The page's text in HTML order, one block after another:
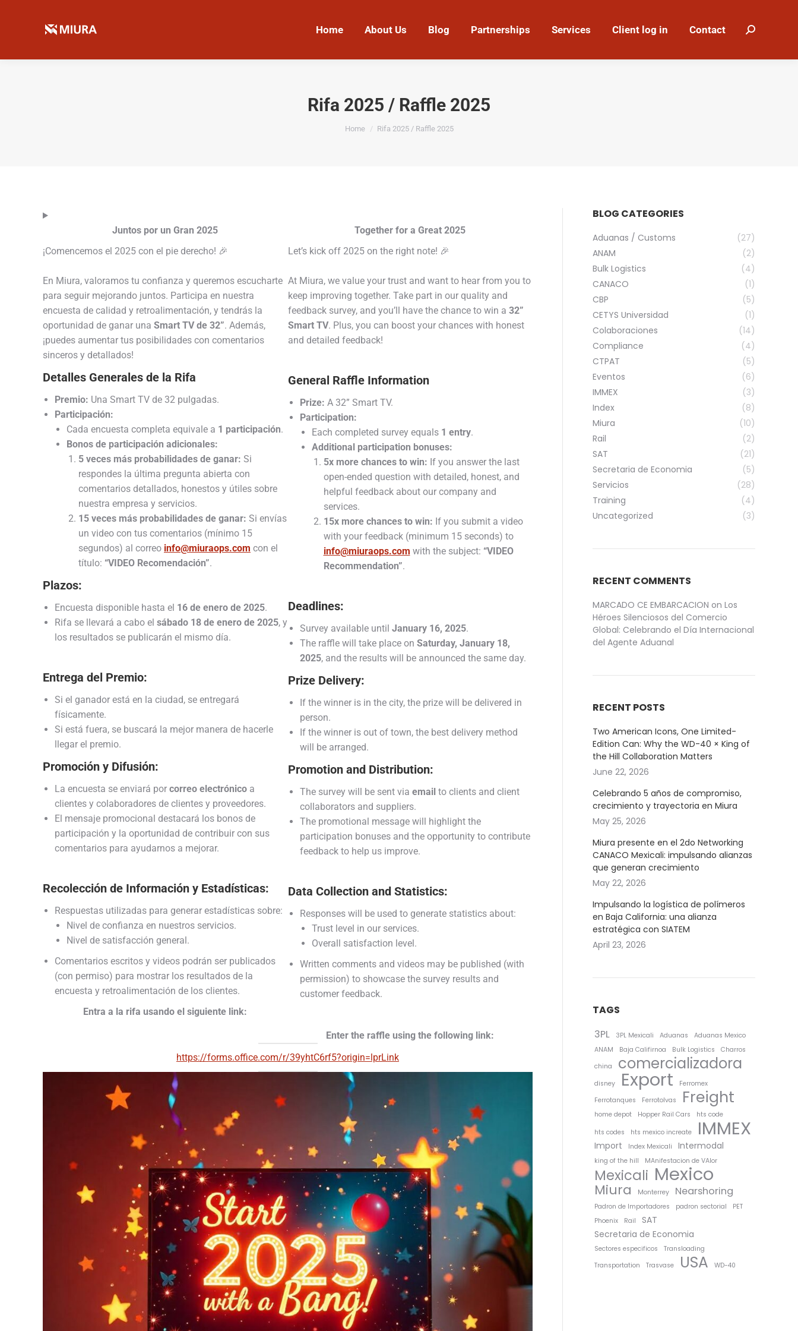
Home About Us Blog Partnerships Services Client log in Contact Search:
Rifa 2025 / Raffle 2025
You are here:
Home Rifa 2025 / Raffle 2025
Juntos por un Gran 2025
¡Comencemos el 2025 con el pie derecho! 🎉
En Miura, valoramos tu confianza y queremos escucharte
para seguir mejorando juntos. Participa en nuestra
encuesta de calidad y retroalimentación, y tendrás la
oportunidad de ganar una Smart TV de 32”. Además,
¡puedes aumentar tus posibilidades con comentarios
sinceros y detallados!
Detalles Generales de la Rifa
Premio: Una Smart TV de 32 pulgadas.
Participación:
Cada encuesta completa equivale a 1 participación.
Bonos de participación adicionales:
5 veces más probabilidades de ganar: Si
respondes la última pregunta abierta con
comentarios detallados, honestos y útiles sobre
nuestra empresa y servicios.
15 veces más probabilidades de ganar: Si envías
un video con tus comentarios (mínimo 15
segundos) al correo info@miuraops.com con el
título: “VIDEO Recomendación”.
Plazos:
Encuesta disponible hasta el 16 de enero de 2025.
Rifa se llevará a cabo el sábado 18 de enero de 2025, y
los resultados se publicarán el mismo día.
Entrega del Premio:
Si el ganador está en la ciudad, se entregará
físicamente.
Si está fuera, se buscará la mejor manera de hacerle
llegar el premio.
Promoción y Difusión:
La encuesta se enviará por correo electrónico a
clientes y colaboradores de clientes y proveedores.
El mensaje promocional destacará los bonos de
participación y la oportunidad de contribuir con sus
comentarios para ayudarnos a mejorar.
Recolección de Información y Estadísticas:
Respuestas utilizadas para generar estadísticas sobre:
Nivel de confianza en nuestros servicios.
Nivel de satisfacción general.
Comentarios escritos y videos podrán ser publicados
(con permiso) para mostrar los resultados de la
encuesta y retroalimentación de los clientes.
Entra a la rifa usando el siguiente link:
Together for a Great 2025
Let’s kick off 2025 on the right note! 🎉
At Miura, we value your trust and want to hear from you to
keep improving together. Take part in our quality and
feedback survey, and you’ll have the chance to win a 32”
Smart TV. Plus, you can boost your chances with honest
and detailed feedback!
General Raffle Information
Prize: A 32” Smart TV.
Participation:
Each completed survey equals 1 entry.
Additional participation bonuses:
5x more chances to win: If you answer the last
open-ended question with detailed, honest, and
helpful feedback about our company and
services.
15x more chances to win: If you submit a video
with your feedback (minimum 15 seconds) to
info@miuraops.com with the subject: “VIDEO
Recommendation”.
Deadlines:
Survey available until January 16, 2025.
The raffle will take place on Saturday, January 18,
2025, and the results will be announced the same day.
Prize Delivery:
If the winner is in the city, the prize will be delivered in
person.
If the winner is out of town, the best delivery method
will be arranged.
Promotion and Distribution:
The survey will be sent via emailto clients and client
collaborators and suppliers.
The promotional message will highlight the
participation bonuses and the opportunity to contribute
feedback to help us improve.
Data Collection and Statistics:
Responses will be used to generate statistics about:
Trust level in our services.
Overall satisfaction level.
Written comments and videos may be published (with
permission) to showcase the survey results and
customer feedback.
Enter the raffle using the following link:
https://forms.office.com/r/39yhtC6rf5?origin=lprLink
BLOG CATEGORIES
Aduanas / Customs
(27)
ANAM
(2)
Bulk Logistics
(4)
CANACO
(1)
CBP
(5)
CETYS Universidad
(1)
Colaboraciones
(14)
Compliance
(4)
CTPAT
(5)
Eventos
(6)
IMMEX
(3)
Index
(8)
Miura
(10)
Rail
(2)
SAT
(21)
Secretaria de Economia
(5)
Servicios
(28)
Training
(4)
Uncategorized
(3)
RECENT COMMENTS
MARCADO CE EMBARCACION on Los
Héroes Silenciosos del Comercio
Global: Celebrando el Día Internacional
del Agente Aduanal
RECENT POSTS
Two American Icons, One Limited-
Edition Can: Why the WD-40 × King of
the Hill Collaboration Matters
June 22, 2026
Celebrando 5 años de compromiso,
crecimiento y trayectoria en Miura
May 25, 2026
Miura presente en el 2do Networking
CANACO Mexicali: impulsando alianzas
que generan crecimiento
May 22, 2026
Impulsando la logística de polímeros
en Baja California: una alianza
estratégica con SIATEM
April 23, 2026
TAGS
3PL
3PL Mexicali Aduanas
Aduanas Mexico
ANAM
Baja Califirnoa Bulk Logistics
Charros
china
comercializadora
disney Export
Ferromex
Ferrotanques
Ferrotolvas Freight
home depot Hopper Rail Cars
hts code
hts codes
hts mexico increate IMMEX
Import Index Mexicali Intermodal
king of the hill MAnifestacion de VAlor
Mexicali Mexico
Miura Monterrey Nearshoring
Padron de Importadores padron sectorial
PET
Phoenix
Rail
SAT
Secretaria de Economia
Sectores especificos
Transloading
Transportation
Trasvase USA WD-40